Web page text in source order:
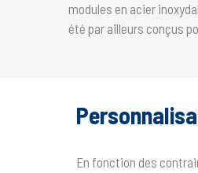
modules en acier
été par ailleurs conçus
En fonction des